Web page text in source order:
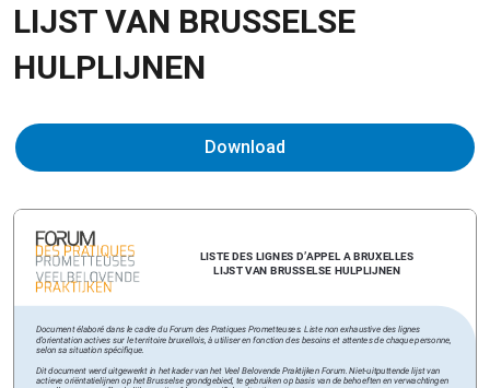
LIJST VAN BRUSSELSE
HULPLIJNEN
Download